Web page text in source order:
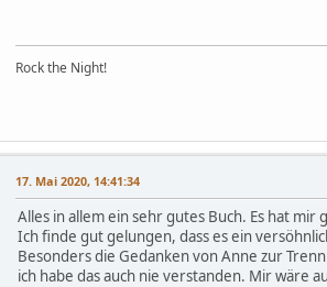
Rock the Night!
17. Mai 2020, 14:41:34
Alles in allem ein sehr gutes Buch. Es hat mir
Ich finde gut gelungen, dass es ein
Besonders die Gedanken von Anne zur
ich habe das auch nie verstanden. Mir wäre